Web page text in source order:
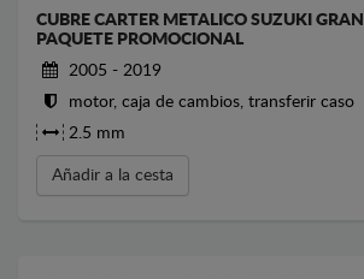
CUBRE CARTER METALICO SUZUKI
PAQUETE PROMOCIONAL
2005 - 2019
motor, caja de cambios, transferir caso
2.5 mm
Añadir a la cesta